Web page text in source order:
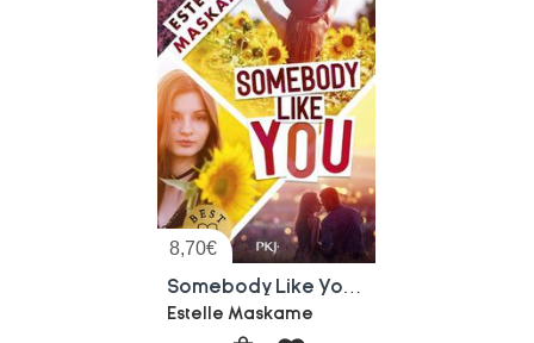
8,70€
Estelle Maskame